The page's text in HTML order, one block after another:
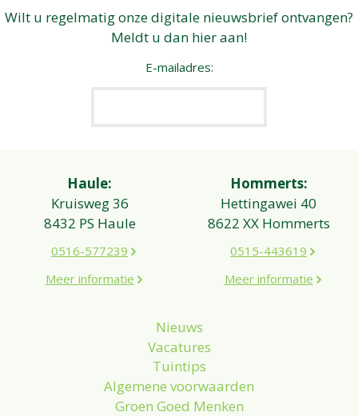
Wilt u regelmatig onze digitale nieuwsbrief ontvangen?
Meldt u dan hier aan!
E-mailadres:
Haule:
Kruisweg 36
8432 PS Haule
0516-577239
Meer informatie
Hommerts:
Hettingawei 40
8622 XX Hommerts
0515-443619
Meer informatie
Nieuws
Vacatures
Tuintips
Algemene voorwaarden
Groen Goed Menken